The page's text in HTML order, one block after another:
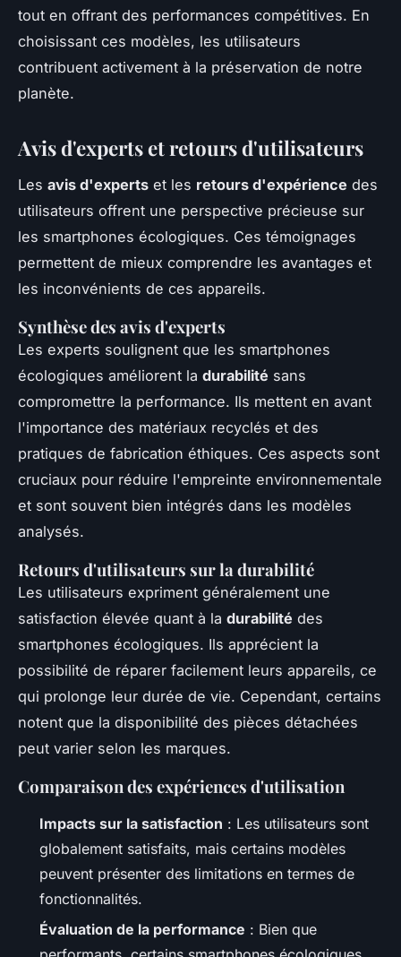
tout en offrant des performances compétitives. En
choisissant ces modèles, les utilisateurs
contribuent activement à la préservation de notre
planète.
Avis d'experts et retours d'utilisateurs
Les avis d'experts et les retours d'expérience des
utilisateurs offrent une perspective précieuse sur
les smartphones écologiques. Ces témoignages
permettent de mieux comprendre les avantages et
les inconvénients de ces appareils.
Synthèse des avis d'experts
Les experts soulignent que les smartphones
écologiques améliorent la durabilité sans
compromettre la performance. Ils mettent en avant
l'importance des matériaux recyclés et des
pratiques de fabrication éthiques. Ces aspects sont
cruciaux pour réduire l'empreinte environnementale
et sont souvent bien intégrés dans les modèles
analysés.
Retours d'utilisateurs sur la durabilité
Les utilisateurs expriment généralement une
satisfaction élevée quant à la durabilité des
smartphones écologiques. Ils apprécient la
possibilité de réparer facilement leurs appareils, ce
qui prolonge leur durée de vie. Cependant, certains
notent que la disponibilité des pièces détachées
peut varier selon les marques.
Comparaison des expériences d'utilisation
Impacts sur la satisfaction : Les utilisateurs sont
globalement satisfaits, mais certains modèles
peuvent présenter des limitations en termes de
fonctionnalités.
Évaluation de la performance : Bien que